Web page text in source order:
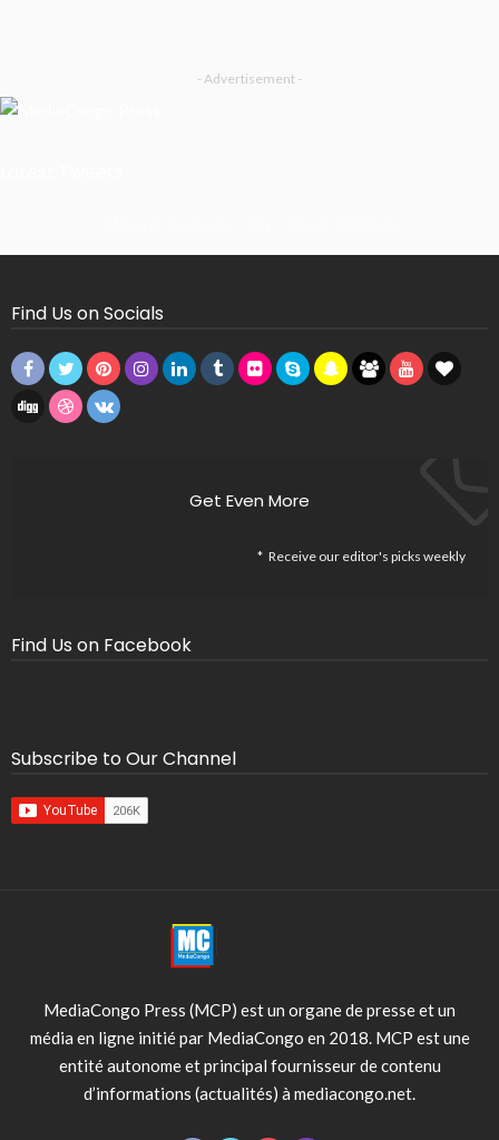
- Advertisement -
Find Us on Socials
Get Even More
Receive our editor's picks weekly
Find Us on Facebook
Subscribe to Our Channel
MediaCongo Press (MCP) est un organe de presse et un
média en ligne initié par MediaCongo en 2018. MCP est une
entité autonome et principal fournisseur de contenu
d’informations (actualités) à mediacongo.net.